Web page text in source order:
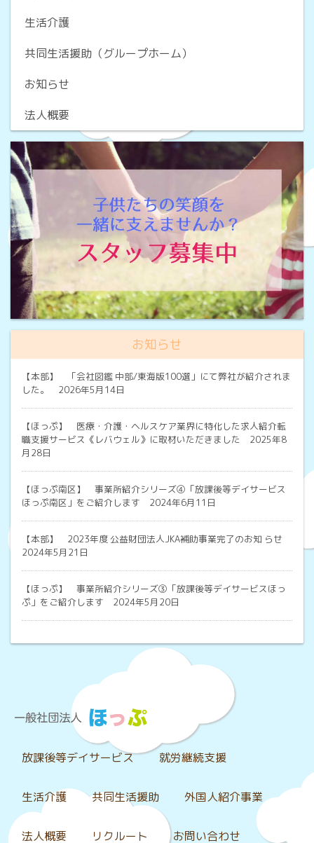
生活介護
共同生活援助（グループホーム）
お知らせ
法人概要
お知らせ
【本部】
「会社図鑑 中部/東海版100選」にて弊社が紹介されま
した。 2026年5月14日
【ほっぷ】
医療・介護・ヘルスケア業界に特化した求人紹介転
職支援サービス《レバウェル》に取材いただきました 2025年8
月28日
【ほっぷ南区】
事業所紹介シリーズ④「放課後等デイサービス
ほっぷ南区」をご紹介します 2024年6月11日
【本部】
2023年度 公益財団法人JKA補助事業完了のお知 らせ
2024年5月21日
【ほっぷ】
事業所紹介シリーズ③「放課後等デイサービスほっ
ぷ」をご紹介します 2024年5月20日
放課後等デイサービス 就労継続支援
生活介護 共同生活援助 外国人紹介事業
法人概要 リクルート お問い合わせ